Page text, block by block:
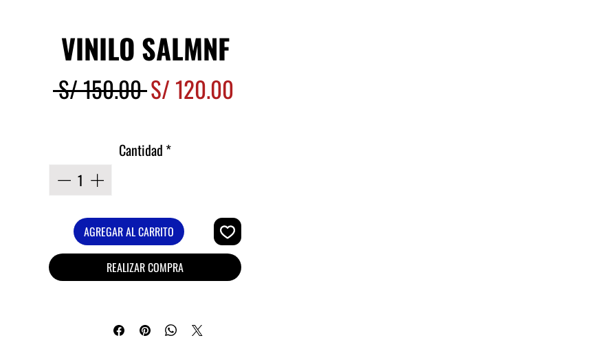
VINILO SALMNF
S/ 150.00 Precio
S/ 120.00
Cantidad *
AGREGAR AL CARRITO
REALIZAR COMPRA